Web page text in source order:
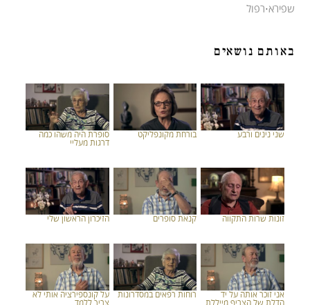
שפירא⋅רפול
באותם נושאים
שני נינים ורבע בורחת מקונפליקט סופרת היה משהו כמה
דרגות מעליי
זונות שרות התקווה קנאת סופרים הזיכרון הראשון שלי
אני זוכר אותה על יד רוחות רפאים במסדרונות על קונספירציה אותי לא